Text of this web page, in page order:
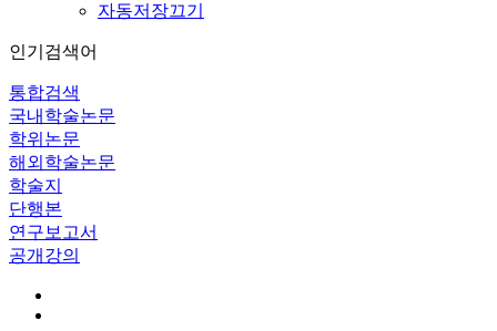
자동저장끄기
인기검색어
통합검색
국내학술논문
학위논문
해외학술논문
학술지
단행본
연구보고서
공개강의